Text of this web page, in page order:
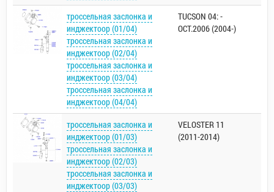
троссельная заслонка и
инджектоор (01/04)
троссельная заслонка и
инджектоор (02/04)
троссельная заслонка и
инджектоор (03/04)
троссельная заслонка и
инджектоор (04/04)
TUCSON 04: -
OCT.2006 (2004-)
троссельная заслонка и
инджектоор (01/03)
троссельная заслонка и
инджектоор (02/03)
троссельная заслонка и
инджектоор (03/03)
VELOSTER 11
(2011-2014)